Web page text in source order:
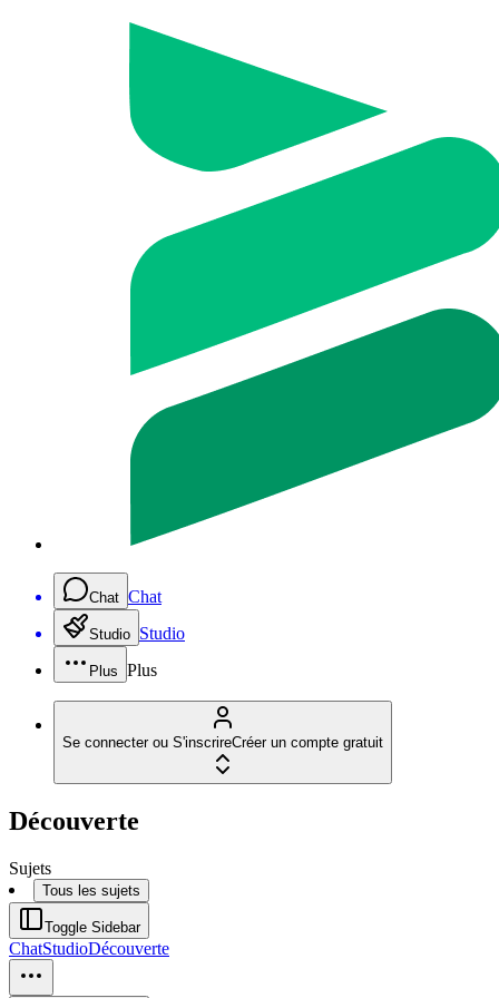
Chat Chat
Studio Studio
Plus Plus
Se connecter ou S'inscrireCréer un compte gratuit
Découverte
Sujets
Tous les sujets
Toggle Sidebar
ChatStudioDécouverte